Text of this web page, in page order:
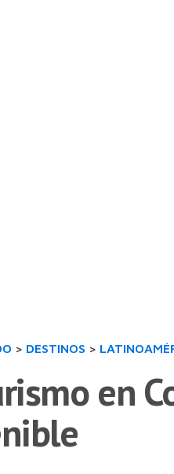
> DESTINOS >
en